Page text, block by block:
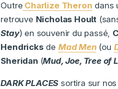
Outre Charlize Theron dans
retrouve Nicholas Hoult
Stay) en souvenir du passé,
Hendricks de Mad Men(ou
Sheridan (Mud, Joe, Tree of
DARK PLACES sortira sur